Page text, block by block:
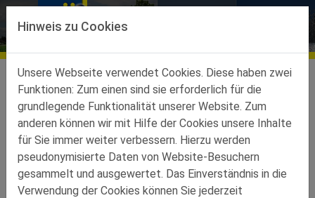
Direkt zur Hauptnavigation springen
Direkt zum Inhalt springen
Bildergalerien
Ortsgruppen
Ortsgruppen-Teilbez-St-Peter-Au Wolfsbach Galerie
2025 11 07 Seniorennachmittage
Hinweis zu Cookies
Unsere Webseite verwendet Cookies. Diese haben zwei
Funktionen: Zum einen sind sie erforderlich für die
grundlegende Funktionalität unserer Website. Zum
anderen können wir mit Hilfe der Cookies unsere Inhalte
für Sie immer weiter verbessern. Hierzu werden
pseudonymisierte Daten von Website-Besuchern
gesammelt und ausgewertet. Das Einverständnis in die
Verwendung der Cookies können Sie jederzeit